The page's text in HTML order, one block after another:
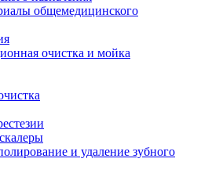
общемедицинского
очистка и мойка
и удаление зубного